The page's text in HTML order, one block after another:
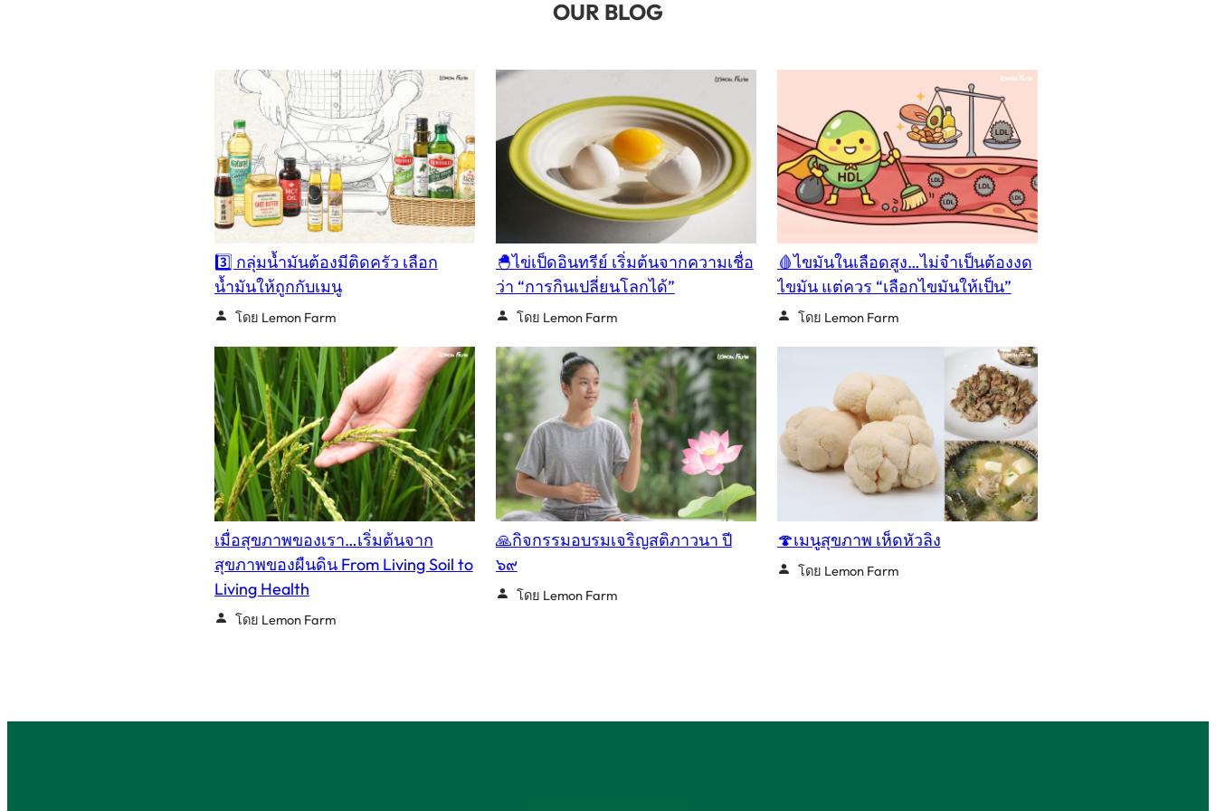
OUR BLOG
3️⃣ กลุ่มน้ำมันต้องมีติดครัว เลือก
น้ำมันให้ถูกกับเมนู
โดย Lemon Farm
🐣ไข่เป็ดอินทรีย์ เริ่มต้นจากความเชื่อ
ว่า “การกินเปลี่ยนโลกได้”
โดย Lemon Farm
🩸ไขมันในเลือดสูง…ไม่จำเป็นต้องงด
ไขมัน แต่ควร “เลือกไขมันให้เป็น”
โดย Lemon Farm
เมื่อสุขภาพของเรา…เริ่มต้นจาก
สุขภาพของผืนดิน From Living Soil to
Living Health
โดย Lemon Farm
🙏กิจกรรมอบรมเจริญสติภาวนา ปี
๖๙
โดย Lemon Farm
🍄เมนูสุขภาพ เห็ดหัวลิง
โดย Lemon Farm